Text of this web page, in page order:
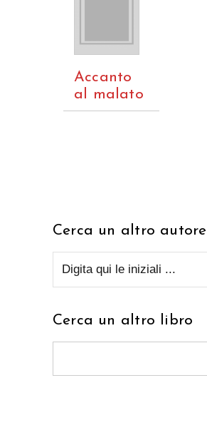
Accanto
al malato
Cerca un altro autore
Cerca un altro libro